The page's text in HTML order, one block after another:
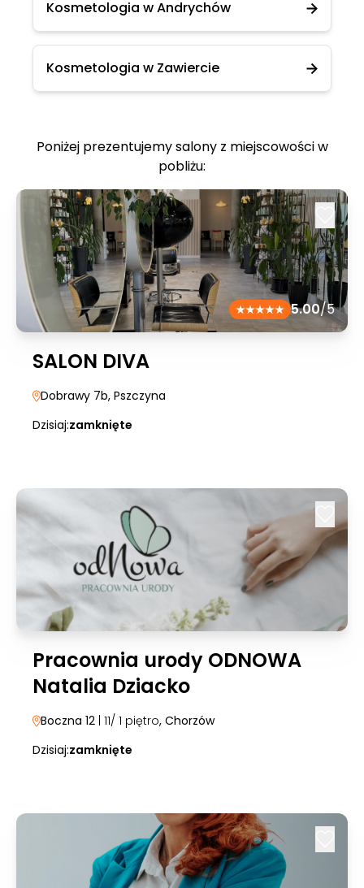
Kosmetologia w Andrychów
Kosmetologia w Zawiercie
Poniżej prezentujemy salony z miejscowości w
pobliżu:
5.00/5
SALON DIVA
Dobrawy 7b, Pszczyna
Dzisiaj:zamknięte
Pracownia urody ODNOWA
Natalia Dziacko
Boczna 12 | 11/ 1 piętro, Chorzów
Dzisiaj:zamknięte